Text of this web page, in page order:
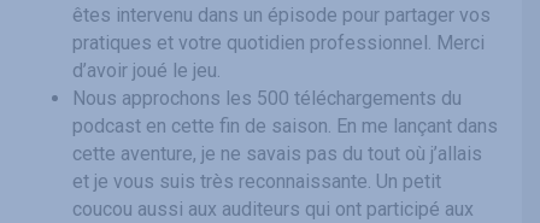
êtes intervenu dans un épisode pour partager vos
pratiques et votre quotidien professionnel. Merci
d’avoir joué le jeu.
Nous approchons les 500 téléchargements du
podcast en cette fin de saison. En me lançant dans
cette aventure, je ne savais pas du tout où j’allais
et je vous suis très reconnaissante. Un petit
coucou aussi aux auditeurs qui ont participé aux